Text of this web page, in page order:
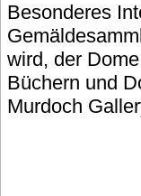
Besonderes
wird, der
Büchern und
Murdoch